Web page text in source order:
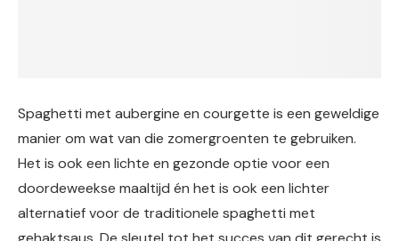
Spaghetti met aubergine en courgette is een geweldige
manier om wat van die zomergroenten te gebruiken.
Het is ook een lichte en gezonde optie voor een
doordeweekse maaltijd én het is ook een lichter
alternatief voor de traditionele spaghetti met